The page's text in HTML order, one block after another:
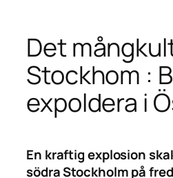
Det
Stockhom :
expoldera i
En kraftig explosion
södra Stockholm på